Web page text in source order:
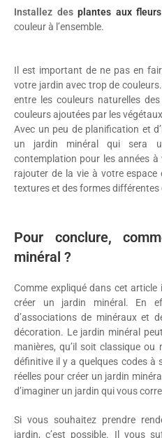
Installez desplantes aux
couleur à l’ensemble.
Il est important de ne pas en
votre jardin avec trop de
entre les couleurs naturelles
couleurs ajoutées par les
Avec un peu de planification et
un jardin minéral qui sera
contemplation pour les années
rajouter de la vie à votre
textures et des formes différentes
Pour conclure,
minéral ?
Comme expliqué dans cet
créer un jardin minéral. En
d’associations de minéraux et
décoration. Le jardin minéral
manières, qu’il soit classique ou
définitive il y a quelques codes à
réelles pour créer un jardin
d’imaginer un jardin qui vous
Si vous souhaitez prendre
jardin, c’est possible. Il vous